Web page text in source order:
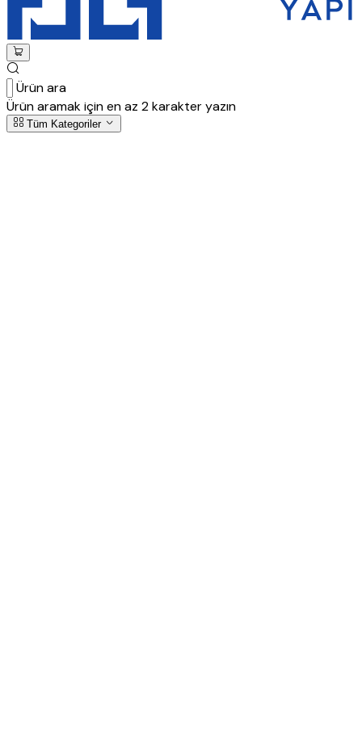
Ürün ara
Ürün aramak için en az 2 karakter yazın
Tüm Kategoriler